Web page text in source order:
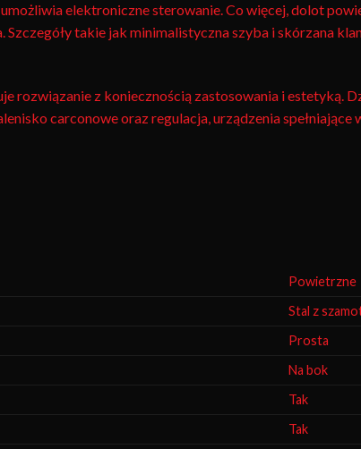
elektroniczne sterowanie. Co więcej, dolot
takie jak minimalistyczna szyba i skórzana
rozwiązanie z koniecznością zastosowania i estetyką.
carconowe oraz regulacja, urządzenia
Powietrzne
Stal z
Prosta
Na bok
Tak
Tak